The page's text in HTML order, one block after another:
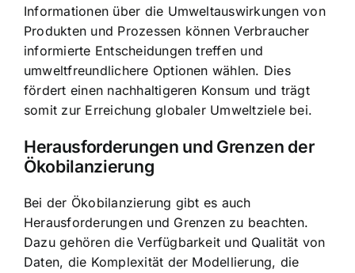
Informationen über die Umweltauswirkungen von
Produkten und Prozessen können Verbraucher
informierte Entscheidungen treffen und
umweltfreundlichere Optionen wählen. Dies
fördert einen nachhaltigeren Konsum und trägt
somit zur Erreichung globaler Umweltziele bei.
Herausforderungen und Grenzen der
Ökobilanzierung
Bei der Ökobilanzierung gibt es auch
Herausforderungen und Grenzen zu beachten.
Dazu gehören die Verfügbarkeit und Qualität von
Daten, die Komplexität der Modellierung, die